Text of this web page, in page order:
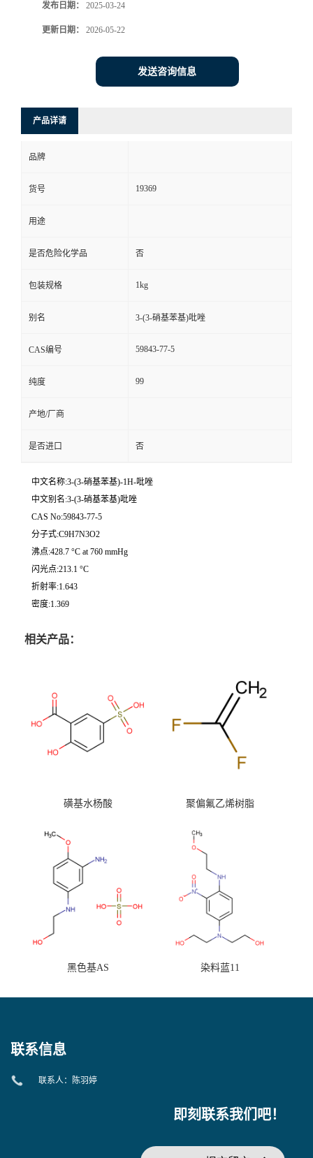
发布日期： 2025-03-24
更新日期： 2026-05-22
发送咨询信息
产品详请
品牌
货号 19369
用途
是否危险化学品 否
包装规格 1kg
别名 3-(3-硝基苯基)吡唑
CAS编号 59843-77-5
纯度 99
产地/厂商
是否进口 否
中文名称:3-(3-硝基苯基)-1H-吡唑
中文别名:3-(3-硝基苯基)吡唑
CAS No:59843-77-5
分子式:C9H7N3O2
沸点:428.7 °C at 760 mmHg
闪光点:213.1 °C
折射率:1.643
密度:1.369
相关产品：
磺基水杨酸 聚偏氟乙烯树脂
黑色基AS 染料蓝11
联系信息
联系人：陈羽婷
即刻联系我们吧！